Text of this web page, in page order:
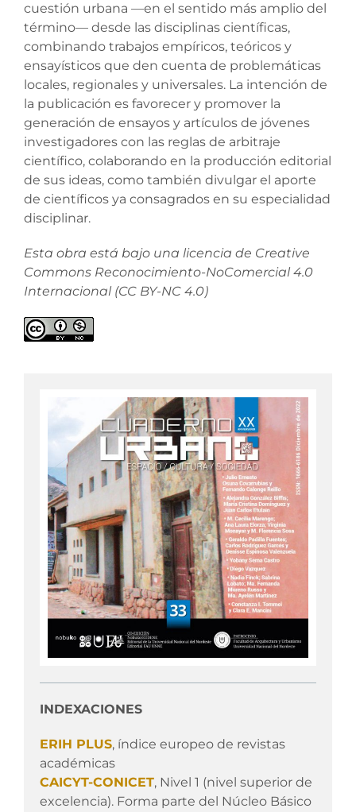
cuestión urbana —en el sentido más amplio del
término— desde las disciplinas científicas,
combinando trabajos empíricos, teóricos y
ensayísticos que den cuenta de problemáticas
locales, regionales y universales. La intención de
la publicación es favorecer y promover la
generación de ensayos y artículos de jóvenes
investigadores con las reglas de arbitraje
científico, colaborando en la producción editorial
de sus ideas, como también divulgar el aporte
de científicos ya consagrados en su especialidad
disciplinar.
Esta obra está bajo una licencia de Creative
Commons Reconocimiento-NoComercial 4.0
Internacional (CC BY-NC 4.0)
INDEXACIONES
ERIH PLUS, índice europeo de revistas
académicas
CAICYT-CONICET, Nivel 1 (nivel superior de
excelencia). Forma parte del Núcleo Básico